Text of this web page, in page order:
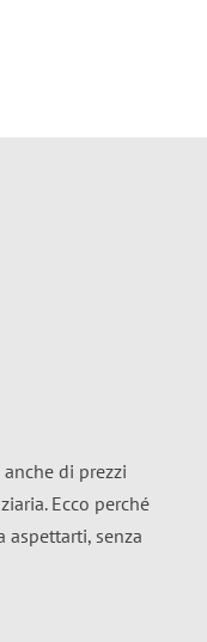
anche di prezzi
Ecco perché
aspettarti, senza